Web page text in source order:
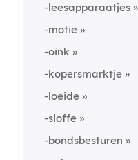
-leesapparaatjes
-motie
-oink
-kopersmarktje
-loeide
-sloffe
-bondsbesturen